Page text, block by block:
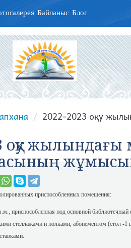
Байланыс Блог
2022-2023 оқу
оқу жылындағы
приспособленных помещения:
приспособленная под основной библиотечный
стеллажами и полками, абонементом (стол -